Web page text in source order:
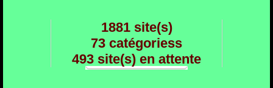
1881 site(s)
73 catégoriess
493 site(s) en attente